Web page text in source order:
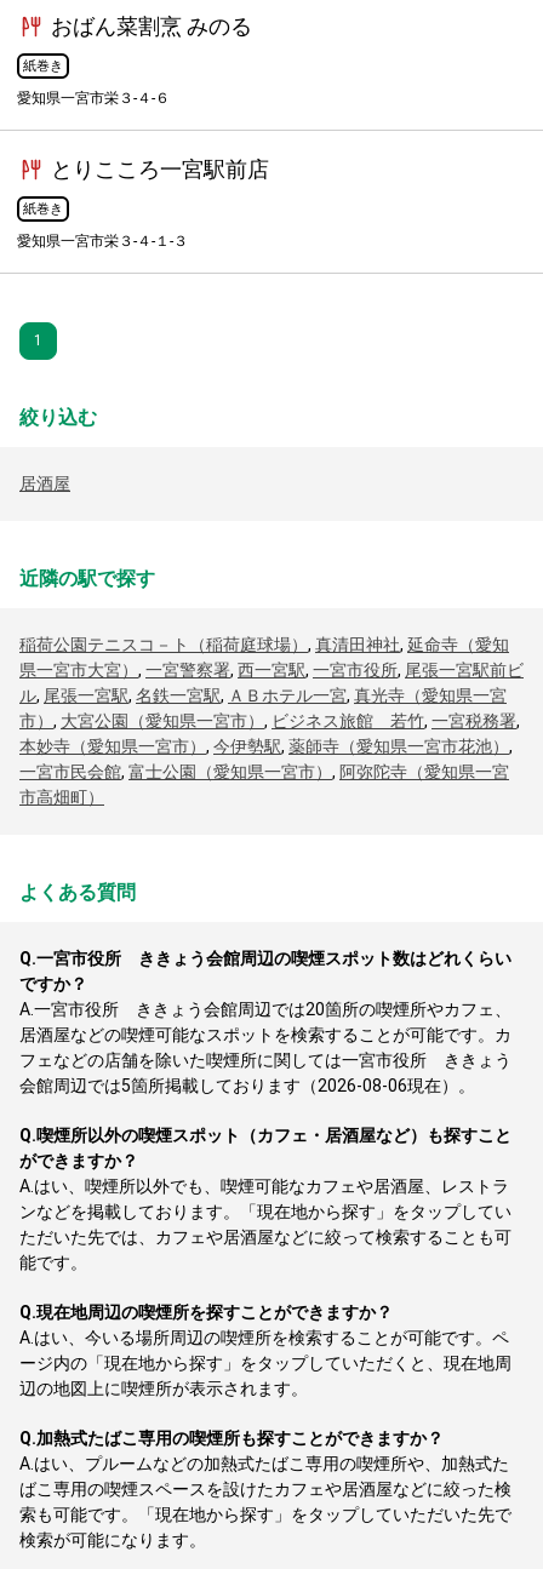
おばん菜割烹 みのる
紙巻き
愛知県一宮市栄３-４-６
とりこころ一宮駅前店
紙巻き
愛知県一宮市栄３-４-１-３
1
絞り込む
居酒屋
近隣の駅で探す
稲荷公園テニスコ－ト（稲荷庭球場） , 真清田神社, 延命寺（愛知
県一宮市大宮） , 一宮警察署, 西一宮駅, 一宮市役所, 尾張一宮駅前ビ
ル, 尾張一宮駅, 名鉄一宮駅, ＡＢホテル一宮, 真光寺（愛知県一宮
市） , 大宮公園（愛知県一宮市） , ビジネス旅館 若竹, 一宮税務署,
本妙寺（愛知県一宮市） , 今伊勢駅, 薬師寺（愛知県一宮市花池） ,
一宮市民会館, 富士公園（愛知県一宮市） , 阿弥陀寺（愛知県一宮
市高畑町）
よくある質問
Q.一宮市役所 ききょう会館周辺の喫煙スポット数はどれくらい
ですか？
A.一宮市役所 ききょう会館周辺では20箇所の喫煙所やカフェ、
居酒屋などの喫煙可能なスポットを検索することが可能です。カ
フェなどの店舗を除いた喫煙所に関しては一宮市役所 ききょう
会館周辺では5箇所掲載しております（2026-08-06現在）。
Q.喫煙所以外の喫煙スポット（カフェ・居酒屋など）も探すこと
ができますか？
A. はい、喫煙所以外でも、喫煙可能なカフェや居酒屋、レストラ
ンなどを掲載しております。「現在地から探す」をタップしてい
ただいた先では、カフェや居酒屋などに絞って検索することも可
能です。
Q.現在地周辺の喫煙所を探すことができますか？
A. はい、今いる場所周辺の喫煙所を検索することが可能です。ペ
ージ内の「現在地から探す」をタップしていただくと、現在地周
辺の地図上に喫煙所が表示されます。
Q.加熱式たばこ専用の喫煙所も探すことができますか？
A. はい、プルームなどの加熱式たばこ専用の喫煙所や、加熱式た
ばこ専用の喫煙スペースを設けたカフェや居酒屋などに絞った検
索も可能です。「現在地から探す」をタップしていただいた先で
検索が可能になります。